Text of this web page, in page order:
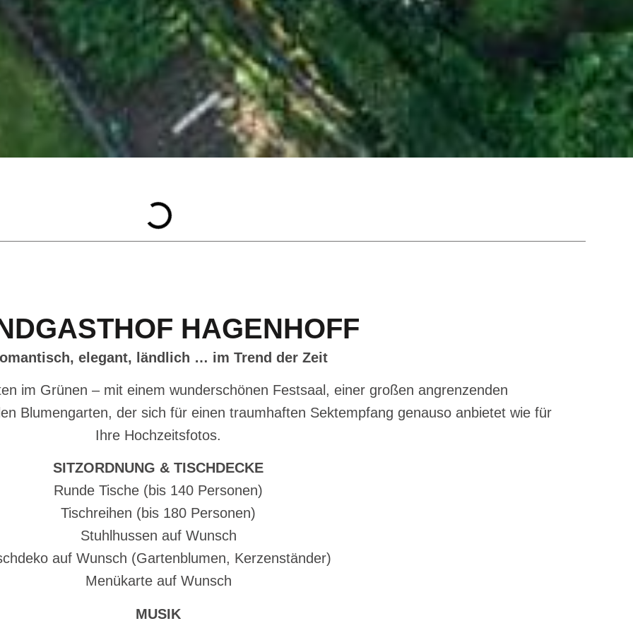
HAGENHOFF
elegant, ländlich … im Trend der Zeit
im Grünen – mit einem wunderschönen Festsaal, einer großen angrenzenden
Blumengarten, der sich für einen traumhaften Sektempfang genauso anbietet wie für
Ihre Hochzeitsfotos.
SITZORDNUNG & TISCHDECKE
Runde Tische (bis 140 Personen)
Tischreihen (bis 180 Personen)
Stuhlhussen auf Wunsch
auf Wunsch (Gartenblumen, Kerzenständer)
Menükarte auf Wunsch
MUSIK